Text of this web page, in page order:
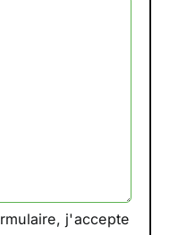
j'accepte